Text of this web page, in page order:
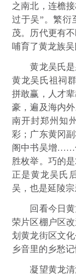
之南北，连檐
过于吴”。繁衍
茂。历代更有
哺育了黄龙族吴
黄龙吴氏是
黄龙吴氏祖祠
拼敢赢，人才
豪，遍及海内
南开封郑州知
彩；广东黄冈
阁中书吴增……
胜枚举。巧的
正是黄龙吴氏
吴，也是延陵
回看今日黄
荣片区棚户区
划黄龙街区文
乡音里的乡愁记
凝望黄龙清